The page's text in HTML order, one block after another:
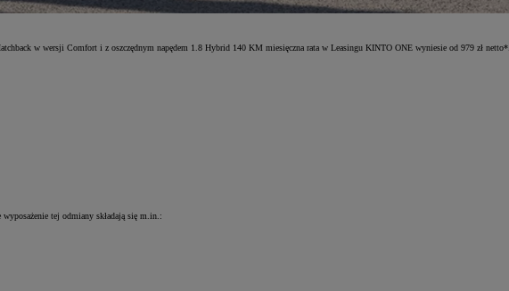
w wersji Comfort i z oszczędnym napędem 1.8 Hybrid 140 KM miesięczna rata w Leasingu KINTO ONE wyniesie od 979 zł netto*.
tej odmiany składają się m.in.: